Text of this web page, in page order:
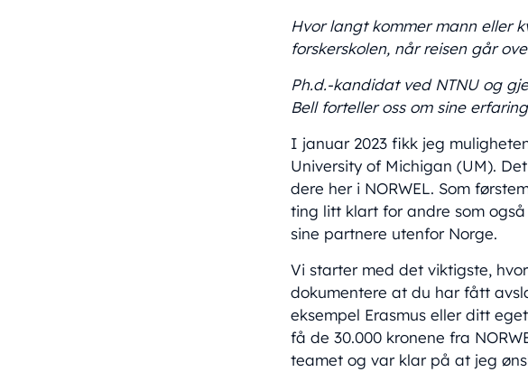
Hvor langt kommer mann eller
forskerskolen, når reisen går
Ph.d.-kandidat ved NTNU og
Bell forteller oss om sine
I januar 2023 fikk jeg
University of Michigan (UM).
dere her i NORWEL. Som
ting litt klart for andre som
sine partnere utenfor Norge.
Vi starter med det viktigste,
dokumentere at du har fått
eksempel Erasmus eller ditt
få de 30.000 kronene fra
teamet og var klar på at jeg